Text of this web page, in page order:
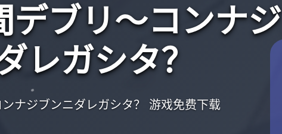
デブリ～コンナジ
レガシタ？
ナジブンニダレガシタ？ 游戏免费下载